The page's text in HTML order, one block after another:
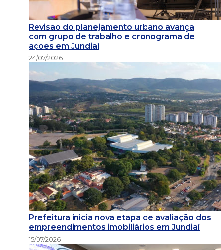
Revisão do planejamento urbano avança
com grupo de trabalho e cronograma de
ações em Jundiaí
24/07/2026
Prefeitura inicia nova etapa de avaliação dos
empreendimentos imobiliários em Jundiaí
15/07/2026